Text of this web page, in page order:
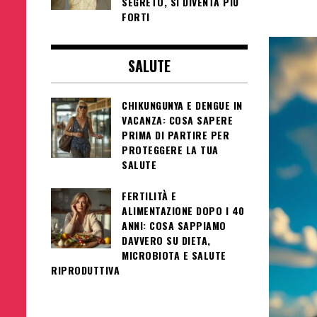
FORTI
SALUTE
CHIKUNGUNYA E DENGUE IN
VACANZA: COSA SAPERE
PRIMA DI PARTIRE PER
PROTEGGERE LA TUA
SALUTE
FERTILITÀ E
ALIMENTAZIONE DOPO I 40
ANNI: COSA SAPPIAMO
DAVVERO SU DIETA,
MICROBIOTA E SALUTE
RIPRODUTTIVA